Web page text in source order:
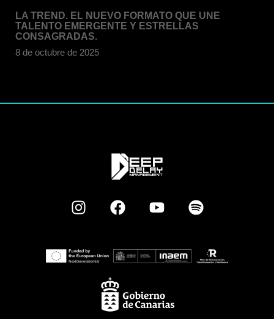
LA TREND. EL NUEVO FORMATO QUE UNE
TALENTO EMERGENTE Y ESTRELLAS
CONSAGRADAS.
8 de octubre de 2025